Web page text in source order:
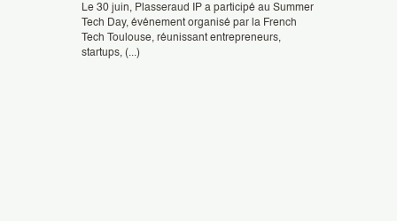
Le 30 juin, Plasseraud IP a participé au Summer
Tech Day, événement organisé par la French
Tech Toulouse, réunissant entrepreneurs,
startups, (...)